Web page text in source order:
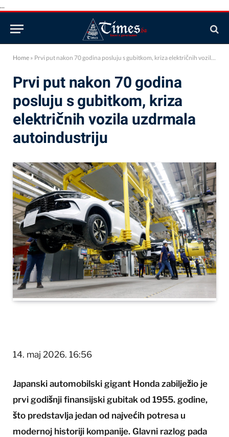
...
Home » Prvi put nakon 70 godina posluju s gubitkom, kriza električnih vozila uzdrmala autoindustriju
Prvi put nakon 70 godina
posluju s gubitkom, kriza
električnih vozila uzdrmala
autoindustriju
14. maj 2026. 16:56
Japanski automobilski gigant Honda zabilježio je
prvi godišnji finansijski gubitak od 1955. godine,
što predstavlja jedan od najvećih potresa u
modernoj historiji kompanije. Glavni razlog pada